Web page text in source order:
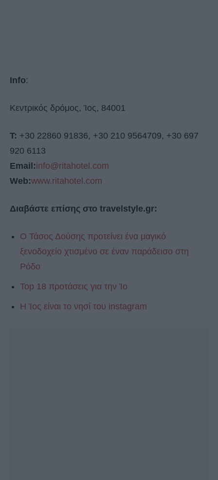
Info:
Κεντρικός δρόμος, Ίος, 84001
Τ: +30 22860 91836, +30 210 9564709, +30 697
920 6113
Email:info@ritahotel.com
Web:www.ritahotel.com
Διαβάστε επίσης στο travelstyle.gr:
Ο Τάσος Δούσης προτείνει ένα μαγικό
ξενοδοχείο χτισμένο σε έναν παράδεισο στη
Ρόδο
Top 18 προτάσεις για την Ίο
Η Ίος είναι το νησί του instagram